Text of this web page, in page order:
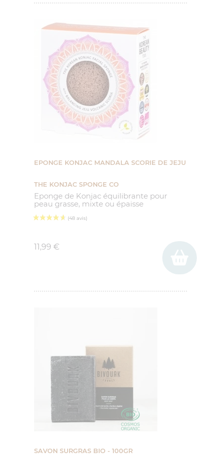
(7 avis)
EPONGE KONJAC MANDALA SCORIE DE JEJU
THE KONJAC SPONGE CO
Eponge de Konjac équilibrante pour
peau grasse, mixte ou épaisse
11,99 €
SAVON SURGRAS BIO - 100GR